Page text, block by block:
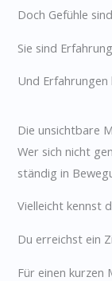
Doch Gefühle
Sie sind
Und Erfahrungen
Die unsichtbare
Wer sich nicht
ständig in
Vielleicht kennst
Du erreichst ein
Für einen kurzen